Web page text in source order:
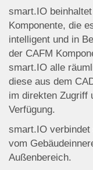
smart.IO
Komponente, die
intelligent und in
der CAFM
smart.IO alle
diese aus dem
im direkten Zugriff
Verfügung.
smart.IO
vom
Außenbereich.